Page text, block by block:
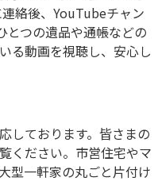
絡後、 YouTubeチャン
とつの遺品や通帳などの
る動画を視聴し、安心し
しております。皆さまの
ください。市営住宅やマ
型一軒家の丸ごと片付け